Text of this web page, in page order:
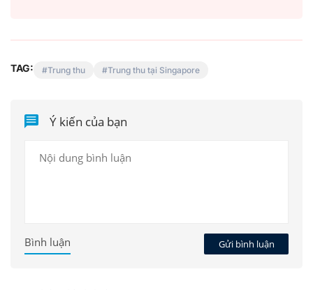
TAG: Trung thu Trung thu tại Singapore
Ý kiến của bạn
Gửi bình luận
Bình luận